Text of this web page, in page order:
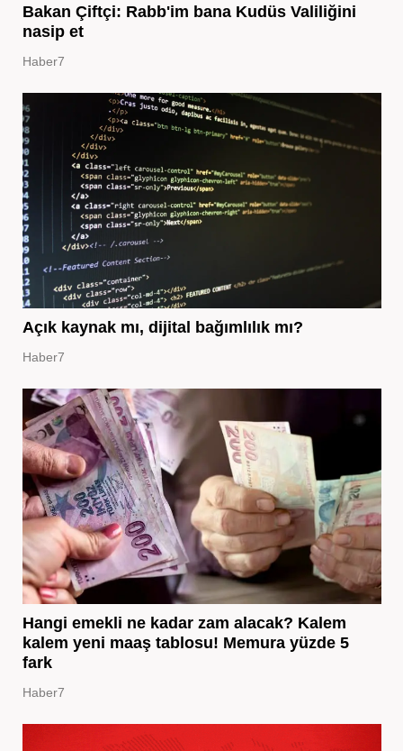
Bakan Çiftçi: Rabb'im bana Kudüs Valiliğini
nasip et
Haber7
Açık kaynak mı, dijital bağımlılık mı?
Haber7
Hangi emekli ne kadar zam alacak? Kalem
kalem yeni maaş tablosu! Memura yüzde 5
fark
Haber7